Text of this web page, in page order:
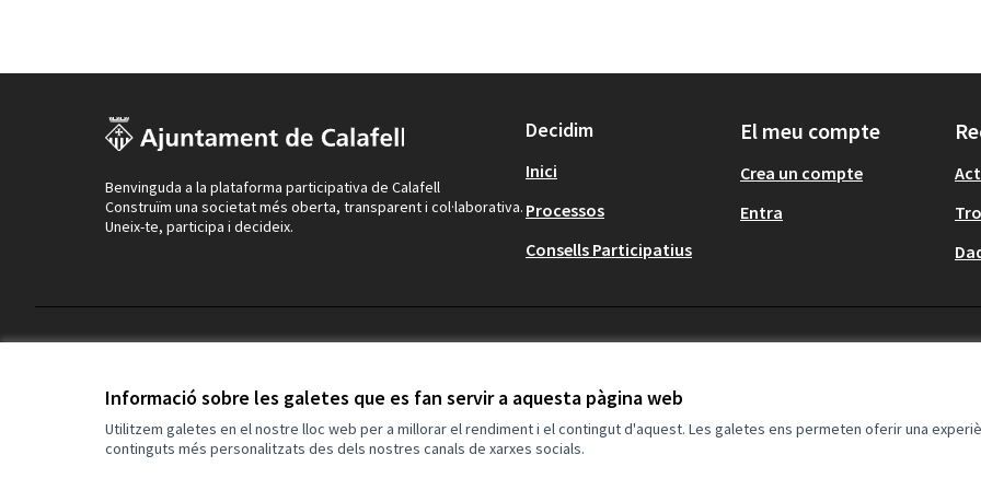
Informació sobre les galetes que es fan servir a aquesta pàgina web
Utilitzem galetes en el nostre lloc web per a millorar el rendiment i el contingut d'aquest. Les galetes ens permeten oferir una
continguts més personalitzats des dels nostres canals de xarxes socials.
Benvinguda a la plataforma participativa de Calafell
Construïm una societat més oberta, transparent i col·laborativa.
Uneix-te, participa i decideix.
Decidim
Inici
Processos
Consells Participatius
El meu compte
Crea un compte
Entra
(Enllaç extern)